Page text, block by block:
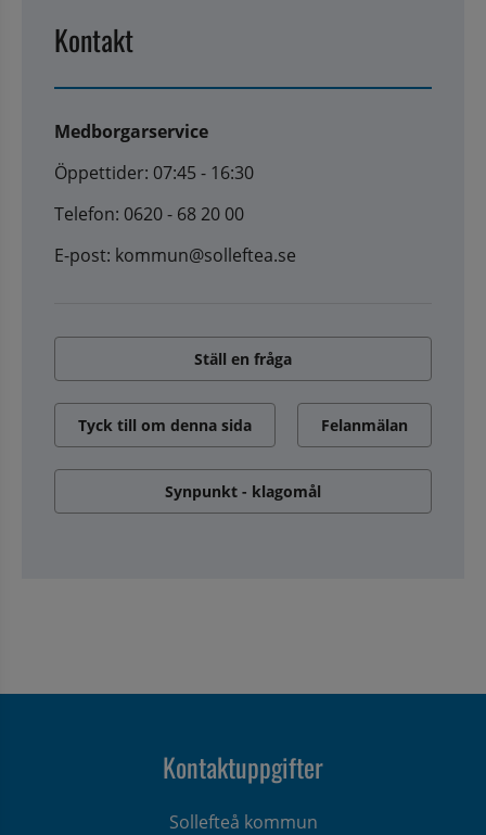
Kontakt
Medborgarservice
Öppettider: 07:45 - 16:30
Telefon: 0620 - 68 20 00
E-post: kommun@solleftea.se
Ställ en fråga
Tyck till om denna sida Felanmälan
Synpunkt - klagomål
Kontaktuppgifter
Sollefteå kommun